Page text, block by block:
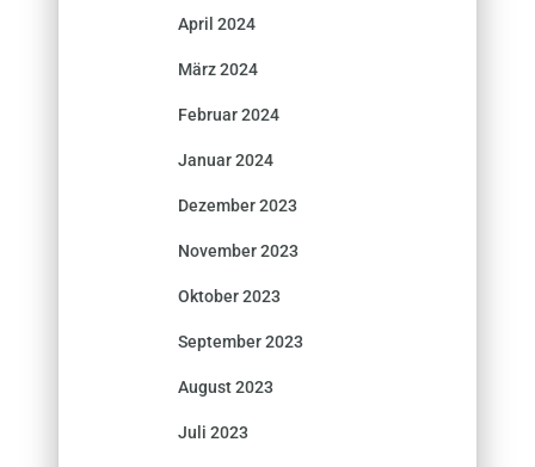
April 2024
März 2024
Februar 2024
Januar 2024
Dezember 2023
November 2023
Oktober 2023
September 2023
August 2023
Juli 2023